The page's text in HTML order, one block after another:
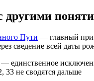
другими
Пути — главный
сведение всей даты
— единственное
33 не сводятся дальше